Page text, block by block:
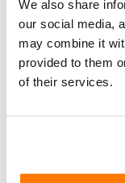
We also share
our social media,
may combine it
provided to them
of their services.
September
Anmeldung